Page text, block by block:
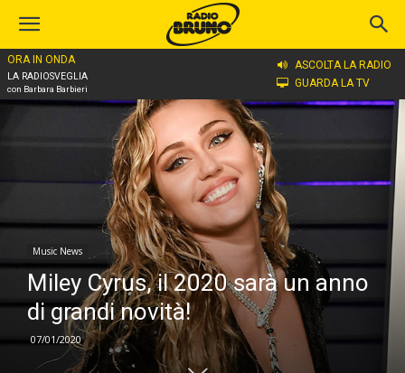
ORA IN ONDA
LA RADIOSVEGLIA
con Barbara Barbieri
ASCOLTA LA RADIO
GUARDA LA TV
Home
Music News
Miley Cyrus, il 2020 sarà un anno
di grandi novità!
07/01/2020